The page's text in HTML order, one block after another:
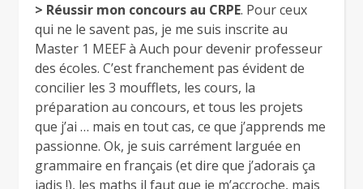
> Réussir mon concours au CRPE. Pour ceux
qui ne le savent pas, je me suis inscrite au
Master 1 MEEF à Auch pour devenir professeur
des écoles. C’est franchement pas évident de
concilier les 3 moufflets, les cours, la
préparation au concours, et tous les projets
que j’ai … mais en tout cas, ce que j’apprends me
passionne. Ok, je suis carrément larguée en
grammaire en français (et dire que j’adorais ça
jadis !), les maths il faut que je m’accroche, mais